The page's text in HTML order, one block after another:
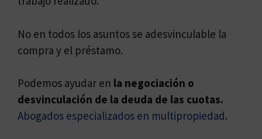
No en todos los asuntos se adesvinculable la
compra y el préstamo.
Podemos ayudar en la negociación o
desvinculación de la deuda de las cuotas.
Abogados especializados en multipropiedad.